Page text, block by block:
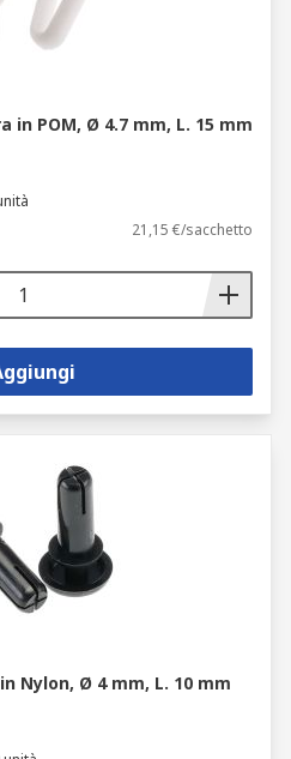
POM, Ø 4.7 mm, L. 15 mm
21,15 €/sacchetto
Nylon, Ø 4 mm, L. 10 mm